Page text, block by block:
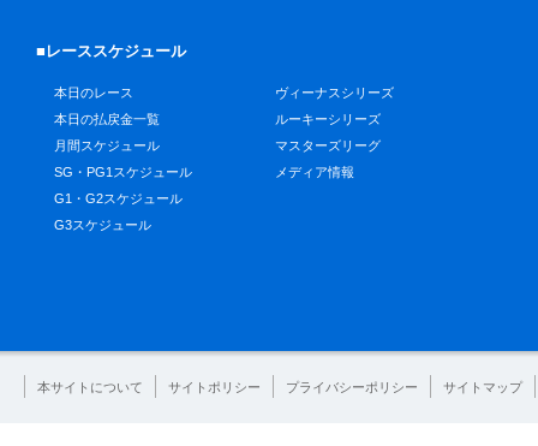
■レーススケジュール
本日のレース
本日の払戻金一覧
月間スケジュール
SG・PG1スケジュール
G1・G2スケジュール
G3スケジュール
ヴィーナスシリーズ
ルーキーシリーズ
マスターズリーグ
メディア情報
本サイトについて サイトポリシー プライバシーポリシー サイトマップ